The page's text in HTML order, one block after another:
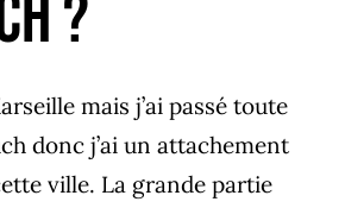
?
mais j’ai passé toute
donc j’ai un attachement
ville. La grande partie